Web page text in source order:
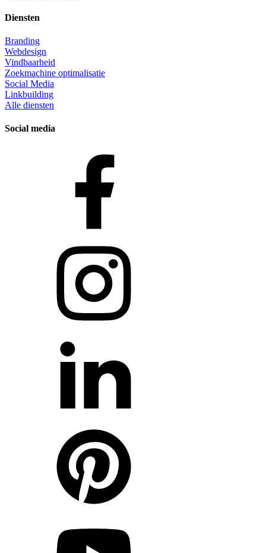
Diensten
Branding
Webdesign
Vindbaarheid
Zoekmachine optimalisatie
Social Media
Linkbuilding
Alle diensten
Social media